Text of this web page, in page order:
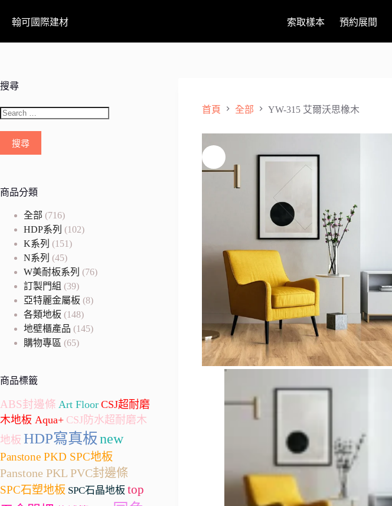
翰可國際建材 索取樣本 預約展間
首頁 全部 YW-315 艾爾沃思橡木
搜尋
商品分類
全部 (716)
HDP系列 (102)
K系列 (151)
N系列 (45)
W美耐板系列 (76)
訂製門組 (39)
亞特麗金屬板 (8)
各類地板 (148)
地壁櫃產品 (145)
購物專區 (65)
商品標籤
ABS封邊條 Art Floor CSJ超耐磨
木地板 Aqua+ CSJ防水超耐磨木
地板 HDP寫真板new
Panstone PKD SPC地板
Panstone PKL PVC封邊條
SPC石塑地板 SPC石晶地板 top